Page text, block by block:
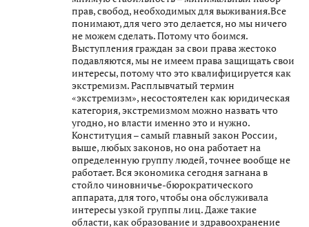
прав, свобод, необходимых для выживания.Все
понимают, для чего это делается, но мы ничего
не можем сделать. Потому что боимся.
Выступления граждан за свои права жестоко
подавляются, мы не имеем права защищать свои
интересы, потому что это квалифицируется как
экстремизм. Расплывчатый термин
«экстремизм», несостоятелен как юридическая
категория, экстремизмом можно назвать что
угодно, но власти именно это и нужно.
Конституция – самый главный закон России,
выше, любых законов, но она работает на
определенную группу людей, точнее вообще не
работает. Вся экономика сегодня загнана в
стойло чиновничье-бюрократического
аппарата, для того, чтобы она обслуживала
интересы узкой группы лиц. Даже такие
области, как образование и здравоохранение